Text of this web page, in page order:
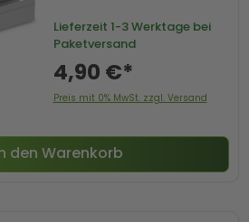
Lieferzeit 1-3 Werktage bei
Paketversand
4,90 €*
Preis mit 0% MwSt. zzgl. Versand
den Warenkorb